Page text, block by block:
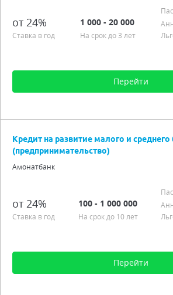
от 24%
Ставка в год
1 000 - 20 000
На срок до 3 лет
Перейти
Процентная ставка от 24,00%
Аннуитетные платежи
Кредит на развитие малого и среднего
(предпринимательство)
Амонатбанк
от 24%
Ставка в год
100 - 1 000 000
На срок до 10 лет
Перейти